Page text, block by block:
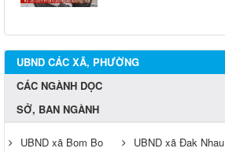
UBND CÁC XÃ, PHƯỜNG
CÁC NGÀNH DỌC
SỞ, BAN NGÀNH
UBND xã Bom Bo UBND xã Đak Nhau